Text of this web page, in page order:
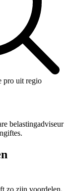
pro uit regio
belastingadviseur